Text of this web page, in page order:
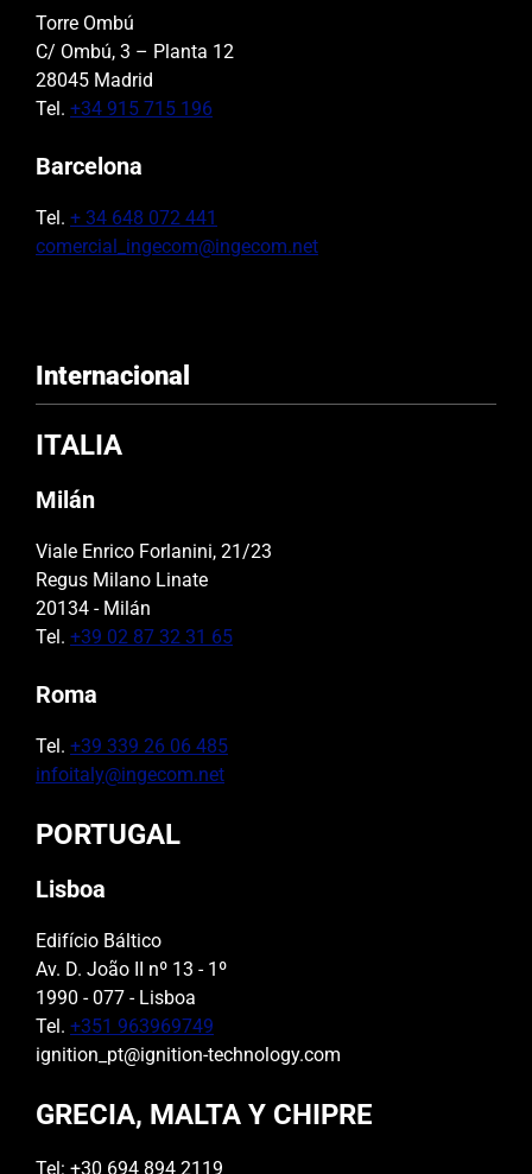
Torre Ombú
C/ Ombú, 3 – Planta 12
28045 Madrid
Tel. +34 915 715 196
Barcelona
Tel. + 34 648 072 441
comercial_ingecom@ingecom.net
Internacional
ITALIA
Milán
Viale Enrico Forlanini, 21/23
Regus Milano Linate
20134 - Milán
Tel. +39 02 87 32 31 65
Roma
Tel. +39 339 26 06 485
infoitaly@ingecom.net
PORTUGAL
Lisboa
Edifício Báltico
Av. D. João II nº 13 - 1º
1990 - 077 - Lisboa
Tel. +351 963969749
ignition_pt@ignition-technology.com
GRECIA, MALTA Y CHIPRE
Tel: +30 694 894 2119